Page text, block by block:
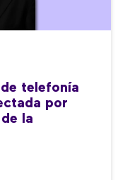
telefonía
por
la